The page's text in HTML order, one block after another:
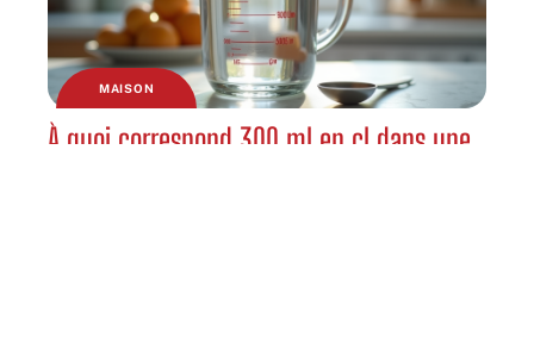
MAISON
À quoi correspond 300 ml en cl dans une